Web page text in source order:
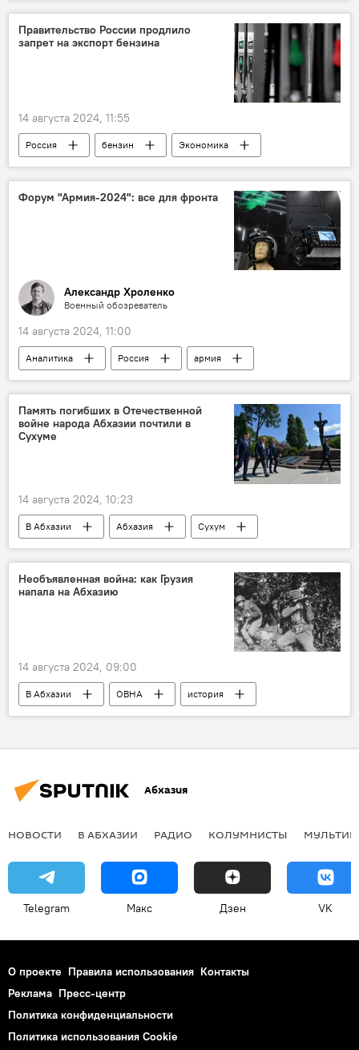
Правительство России продлило
запрет на экспорт бензина
14 августа 2024, 11:55
Россия бензин
Экономика
Правительство РФ
Форум "Армия-2024": все для фронта
Александр Хроленко
Военный обозреватель
14 августа 2024, 11:00
Аналитика Россия армия
Память погибших в Отечественной
войне народа Абхазии почтили в
Сухуме
14 августа 2024, 10:23
В Абхазии Абхазия
Сухум
ОВНА
история
Необъявленная война: как Грузия
напала на Абхазию
14 августа 2024, 09:00
В Абхазии ОВНА
история
Абхазия
Грузия
Абхазия
НОВОСТИ В АБХАЗИИ РАДИО КОЛУМНИСТЫ
Telegram Макс Дзен VK
О проекте Правила использования Контакты
Реклама Пресс-центр
Политика конфиденциальности
Политика использования Cookie